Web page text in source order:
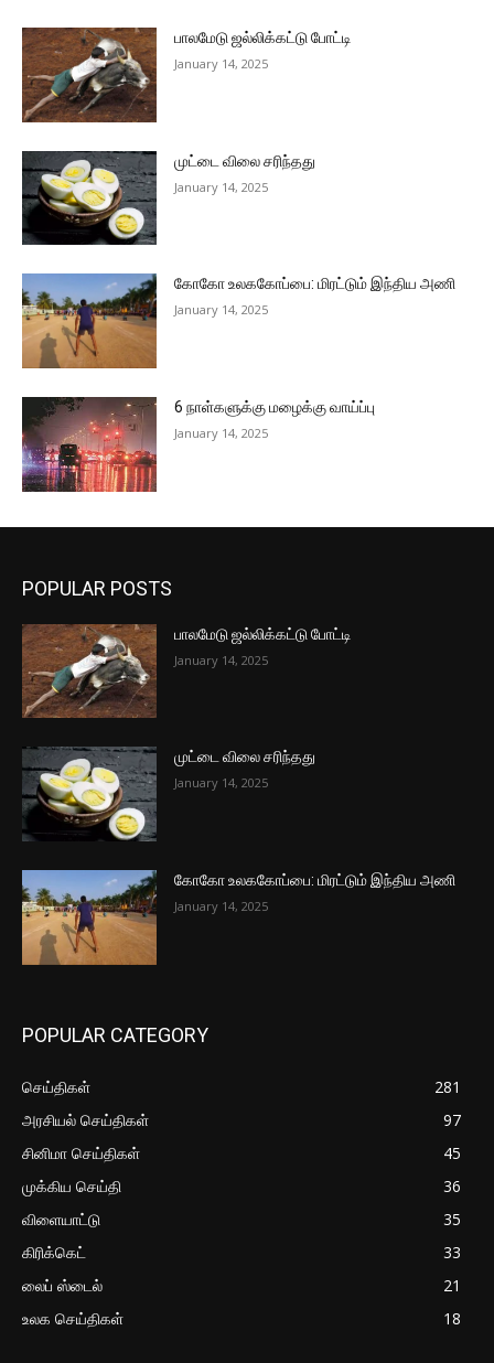
பாலமேடு ஜல்லிக்கட்டு போட்டி
January 14, 2025
முட்டை விலை சரிந்தது
January 14, 2025
கோகோ உலககோப்பை: மிரட்டும் இந்திய அணி
January 14, 2025
6 நாள்களுக்கு மழைக்கு வாய்ப்பு
January 14, 2025
POPULAR POSTS
பாலமேடு ஜல்லிக்கட்டு போட்டி
January 14, 2025
முட்டை விலை சரிந்தது
January 14, 2025
கோகோ உலககோப்பை: மிரட்டும் இந்திய அணி
January 14, 2025
POPULAR CATEGORY
செய்திகள்
281
அரசியல் செய்திகள்
97
சினிமா செய்திகள்
45
முக்கிய செய்தி
36
விளையாட்டு
35
கிரிக்கெட்
33
லைப் ஸ்டைல்
21
உலக செய்திகள்
18